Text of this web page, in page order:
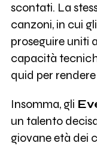
scontati. La
canzoni, in cui
proseguire uniti
capacità
quid per
Insomma, gli
un talento
giovane età dei